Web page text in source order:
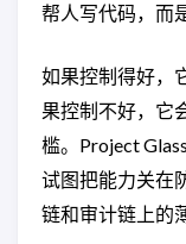
帮人写代码，而
如果控制得好，
果控制不好，它
槛。Project
试图把能力关在
链和审计链上的